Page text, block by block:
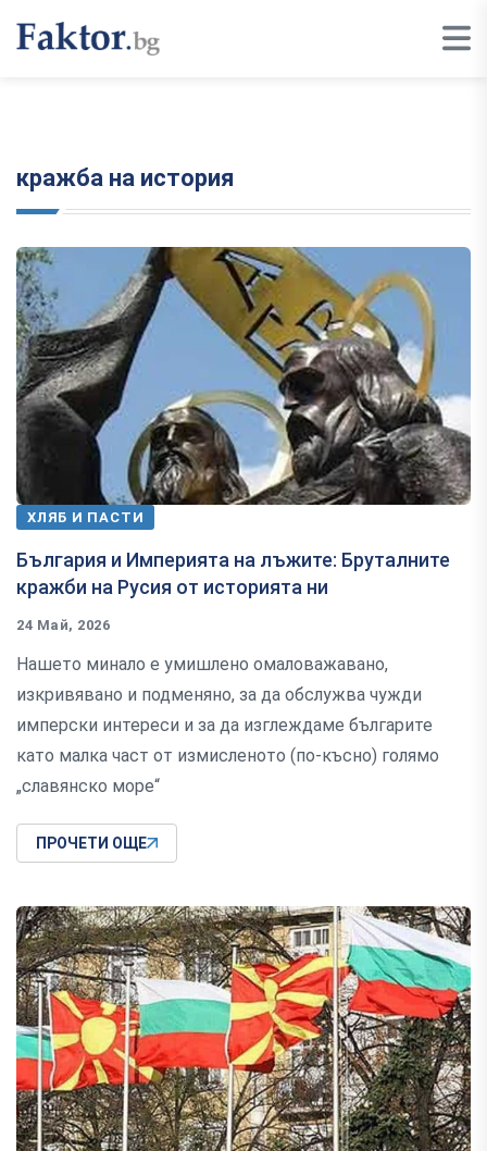
кражба на история
ХЛЯБ И ПАСТИ
България и Империята на лъжите: Бруталните
кражби на Русия от историята ни
24 Май, 2026
Нашето минало е умишлено омаловажавано,
изкривявано и подменяно, за да обслужва чужди
имперски интереси и за да изглеждаме българите
като малка част от измисленото (по-късно) голямо
„славянско море“
ПРОЧЕТИ ОЩЕ